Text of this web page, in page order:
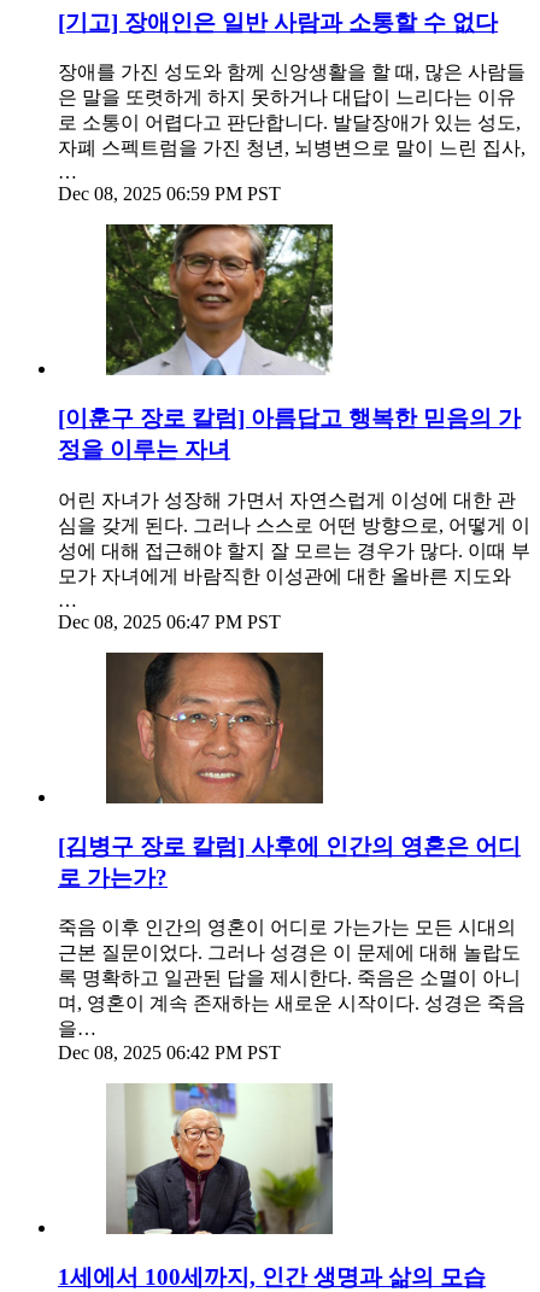
[기고] 장애인은 일반 사람과 소통할 수 없다
장애를 가진 성도와 함께 신앙생활을 할 때, 많은 사람들
은 말을 또렷하게 하지 못하거나 대답이 느리다는 이유
로 소통이 어렵다고 판단합니다. 발달장애가 있는 성도,
자폐 스펙트럼을 가진 청년, 뇌병변으로 말이 느린 집사,
…
Dec 08, 2025 06:59 PM PST
[이훈구 장로 칼럼] 아름답고 행복한 믿음의 가
정을 이루는 자녀
어린 자녀가 성장해 가면서 자연스럽게 이성에 대한 관
심을 갖게 된다. 그러나 스스로 어떤 방향으로, 어떻게 이
성에 대해 접근해야 할지 잘 모르는 경우가 많다. 이때 부
모가 자녀에게 바람직한 이성관에 대한 올바른 지도와
…
Dec 08, 2025 06:47 PM PST
[김병구 장로 칼럼] 사후에 인간의 영혼은 어디
로 가는가?
죽음 이후 인간의 영혼이 어디로 가는가는 모든 시대의
근본 질문이었다. 그러나 성경은 이 문제에 대해 놀랍도
록 명확하고 일관된 답을 제시한다. 죽음은 소멸이 아니
며, 영혼이 계속 존재하는 새로운 시작이다. 성경은 죽음
을…
Dec 08, 2025 06:42 PM PST
1세에서 100세까지, 인간 생명과 삶의 모습